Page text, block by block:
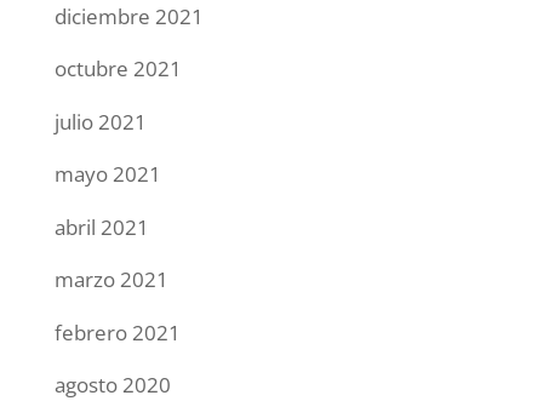
diciembre 2021
octubre 2021
julio 2021
mayo 2021
abril 2021
marzo 2021
febrero 2021
agosto 2020